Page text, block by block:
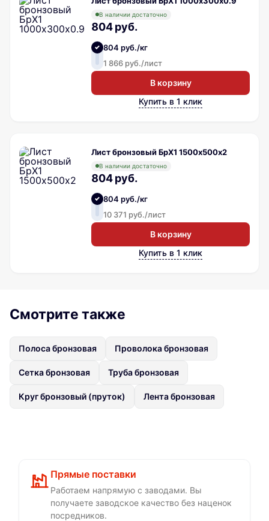
В наличии достаточно
804 руб.
804 руб./кг
1 866 руб./лист
В корзину
Купить в 1 клик
Лист бронзовый БрХ1 1500х500х2
В наличии достаточно
804 руб.
804 руб./кг
10 371 руб./лист
В корзину
Купить в 1 клик
Смотрите также
Полоса бронзовая Проволока бронзовая
Сетка бронзовая Труба бронзовая
Круг бронзовый (пруток) Лента бронзовая
Прямые поставки
Работаем напрямую с заводами. Вы
получаете заводское качество без наценок
посредников.